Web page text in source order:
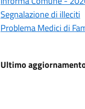
Segnalazione di illeciti
Problema Medici di
Ultimo